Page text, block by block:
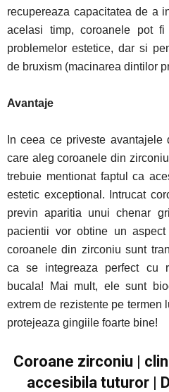
recupereaza capacitatea de a
acelasi timp, coroanele pot fi
problemelor estetice, dar si
de bruxism (macinarea dintilor
Avantaje
In ceea ce priveste
care aleg coroanele din
trebuie mentionat faptul ca
estetic exceptional. Intrucat
previn aparitia unui chenar
pacientii vor obtine un
coroanele din zirconiu sunt
ca se integreaza perfect cu
bucala! Mai mult, ele sunt
extrem de rezistente pe termen
protejeaza gingiile foarte bine!
Coroane zirconiu |
accesibila tuturor |